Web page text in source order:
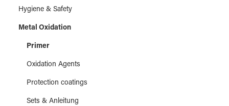
Hygiene & Safety
Metal Oxidation
Primer
Oxidation Agents
Protection coatings
Sets & Anleitung